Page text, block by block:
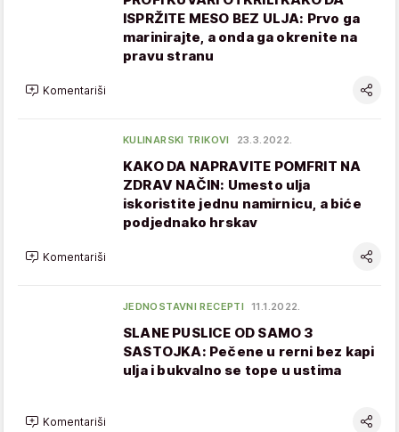
ISPRŽITE MESO BEZ ULJA: Prvo ga
marinirajte, a onda ga okrenite na
pravu stranu
Komentariši
KULINARSKI TRIKOVI 23.3.2022.
KAKO DA NAPRAVITE POMFRIT NA
ZDRAV NAČIN: Umesto ulja
iskoristite jednu namirnicu, a biće
podjednako hrskav
Komentariši
JEDNOSTAVNI RECEPTI 11.1.2022.
SLANE PUSLICE OD SAMO 3
SASTOJKA: Pečene u rerni bez kapi
ulja i bukvalno se tope u ustima
Komentariši